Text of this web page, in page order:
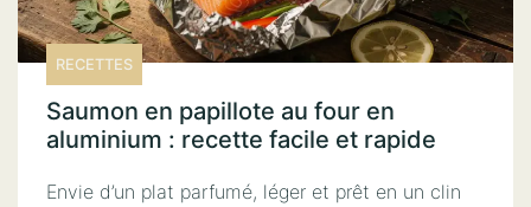
RECETTES
Saumon en papillote au four en
aluminium : recette facile et rapide
Envie d’un plat parfumé, léger et prêt en un clin